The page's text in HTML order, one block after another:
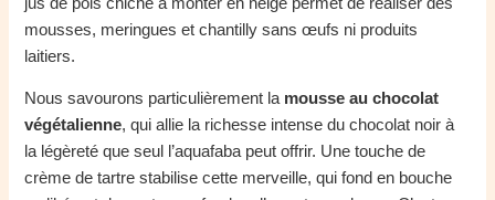
mousses, meringues et chantilly sans œufs ni produits
laitiers.
Nous savourons particulièrement la mousse au chocolat
végétalienne, qui allie la richesse intense du chocolat noir à
la légèreté que seul l’aquafaba peut offrir. Une touche de
crème de tartre stabilise cette merveille, qui fond en bouche